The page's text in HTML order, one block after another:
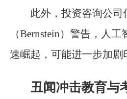
此外，投资咨询公司
（Bernstein）警告，人
速崛起，可能进一步加剧
丑闻冲击教育与